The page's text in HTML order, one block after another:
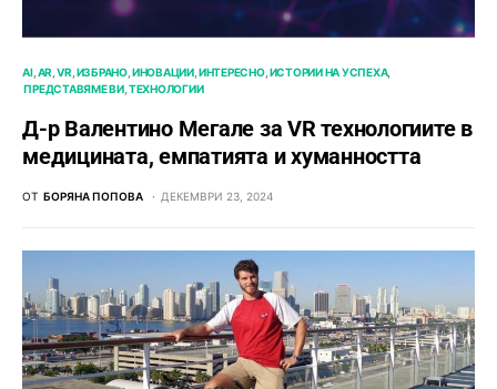
AI AR VR ИЗБРАНО ИНОВАЦИИ ИНТЕРЕСНО ИСТОРИИ НА УСПЕХА
ПРЕДСТАВЯМЕ ВИ ТЕХНОЛОГИИ
Д-р Валентино Мегале за VR технологиите в
медицината, емпатията и хуманността
ОТ БОРЯНА ПОПОВА ДЕКЕМВРИ 23, 2024